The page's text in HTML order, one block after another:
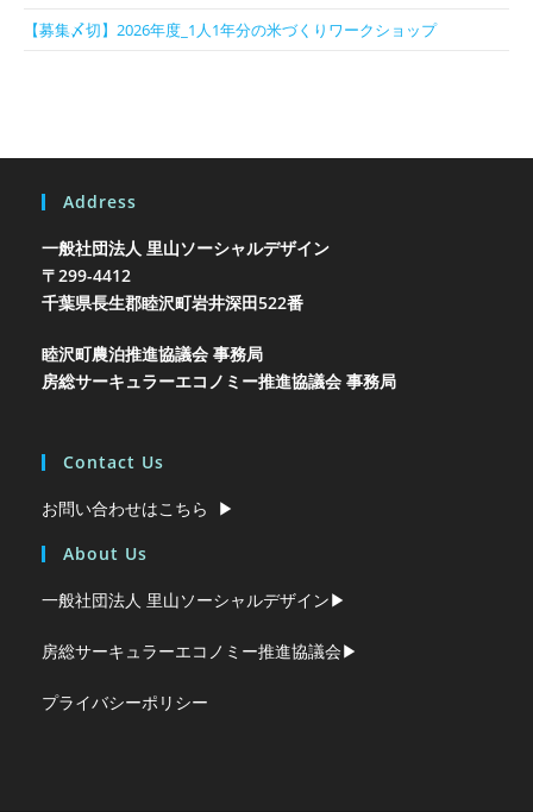
【募集〆切】2026年度_1人1年分の米づくりワークショップ
Address
一般社団法人 里山ソーシャルデザイン
〒299-4412
千葉県長生郡睦沢町岩井深田522番
睦沢町農泊推進協議会 事務局
房総サーキュラーエコノミー推進協議会 事務局
Contact Us
お問い合わせはこちら ▶︎
About Us
一般社団法人 里山ソーシャルデザイン▶︎
房総サーキュラーエコノミー推進協議会▶︎
プライバシーポリシー